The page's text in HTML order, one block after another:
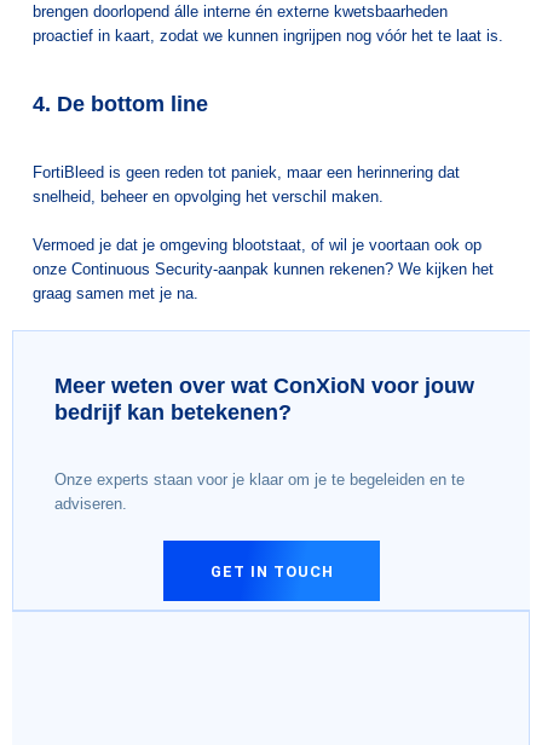
brengen doorlopend álle interne én externe kwetsbaarheden
proactief in kaart, zodat we kunnen ingrijpen nog vóór het te laat is.
4. De bottom line
FortiBleed is geen reden tot paniek, maar een herinnering dat
snelheid, beheer en opvolging het verschil maken.
Vermoed je dat je omgeving blootstaat, of wil je voortaan ook op
onze Continuous Security-aanpak kunnen rekenen? We kijken het
graag samen met je na.
Meer weten over wat ConXioN voor jouw
bedrijf kan betekenen?
Onze experts staan voor je klaar om je te begeleiden en te
adviseren.
GET IN TOUCH